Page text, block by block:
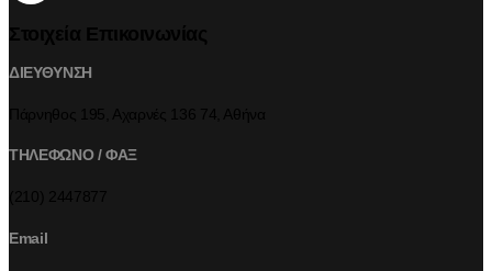
ΔΙΕΥΘΥΝΣΗ
ΤΗΛΕΦΩΝΟ / ΦΑΞ
Email